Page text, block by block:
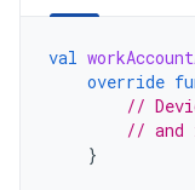
val
override
//
// and
}